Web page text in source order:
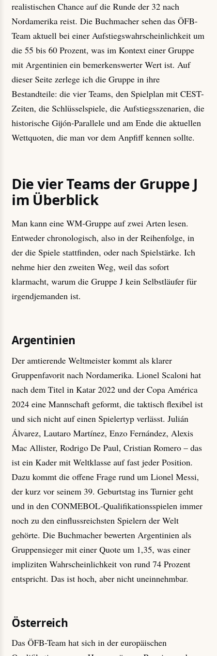
realistischen Chance auf die Runde der 32 nach
Nordamerika reist. Die Buchmacher sehen das ÖFB-
Team aktuell bei einer Aufstiegswahrscheinlichkeit um
die 55 bis 60 Prozent, was im Kontext einer Gruppe
mit Argentinien ein bemerkenswerter Wert ist. Auf
dieser Seite zerlege ich die Gruppe in ihre
Bestandteile: die vier Teams, den Spielplan mit CEST-
Zeiten, die Schlüsselspiele, die Aufstiegsszenarien, die
historische Gijón-Parallele und am Ende die aktuellen
Wettquoten, die man vor dem Anpfiff kennen sollte.
Die vier Teams der Gruppe J
im Überblick
Man kann eine WM-Gruppe auf zwei Arten lesen.
Entweder chronologisch, also in der Reihenfolge, in
der die Spiele stattfinden, oder nach Spielstärke. Ich
nehme hier den zweiten Weg, weil das sofort
klarmacht, warum die Gruppe J kein Selbstläufer für
irgendjemanden ist.
Argentinien
Der amtierende Weltmeister kommt als klarer
Gruppenfavorit nach Nordamerika. Lionel Scaloni hat
nach dem Titel in Katar 2022 und der Copa América
2024 eine Mannschaft geformt, die taktisch flexibel ist
und sich nicht auf einen Spielertyp verlässt. Julián
Álvarez, Lautaro Martínez, Enzo Fernández, Alexis
Mac Allister, Rodrigo De Paul, Cristian Romero – das
ist ein Kader mit Weltklasse auf fast jeder Position.
Dazu kommt die offene Frage rund um Lionel Messi,
der kurz vor seinem 39. Geburtstag ins Turnier geht
und in den CONMEBOL-Qualifikationsspielen immer
noch zu den einflussreichsten Spielern der Welt
gehörte. Die Buchmacher bewerten Argentinien als
Gruppensieger mit einer Quote um 1,35, was einer
impliziten Wahrscheinlichkeit von rund 74 Prozent
entspricht. Das ist hoch, aber nicht uneinnehmbar.
Österreich
Das ÖFB-Team hat sich in der europäischen